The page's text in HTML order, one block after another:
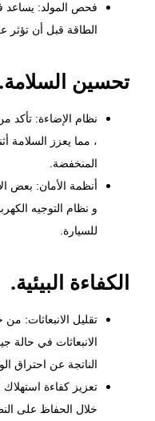
فحص المولد: يساعد
الطاقة قبل أن تؤثر
تحسين السلامة.
نظام الإضاءة: تأكد
، مما يعزز السلامة
المنخفضة.
أنظمة الأمان: بعض
و نظام التوجيه
للسيارة.
الكفاءة البيئية.
تقليل الانبعاثات:
الانبعاثات في حالة
الناتجة عن احتراق
تعزيز كفاءة
خلال الحفاظ على